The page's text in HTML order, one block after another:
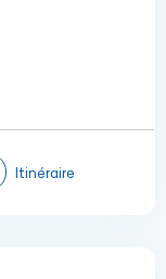
Itinéraire